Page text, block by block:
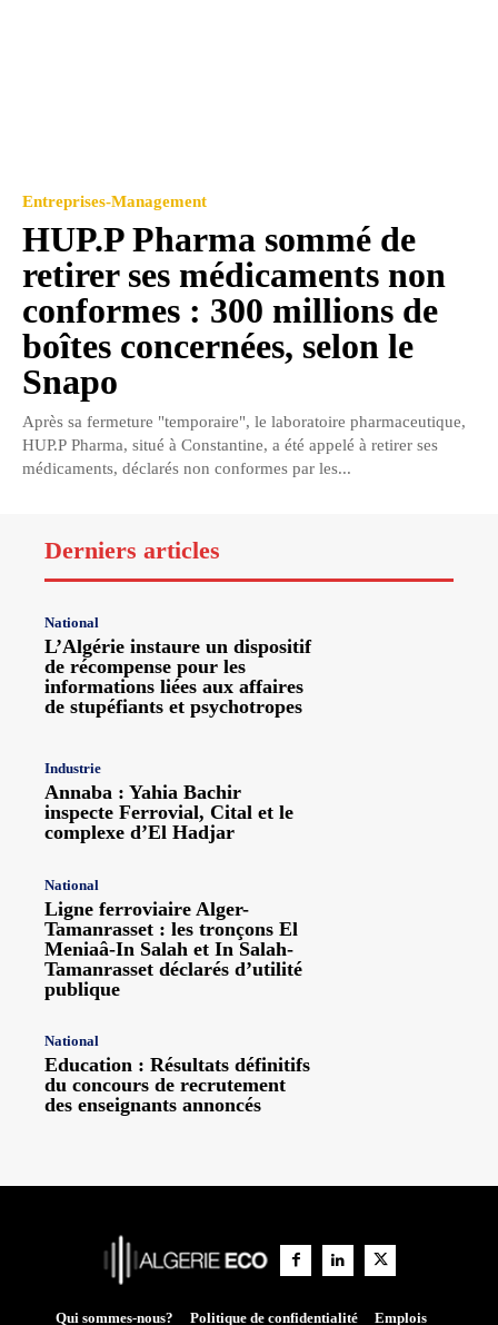
Entreprises-Management
HUP.P Pharma sommé de
retirer ses médicaments non
conformes : 300 millions de
boîtes concernées, selon le
Snapo
Après sa fermeture "temporaire", le laboratoire pharmaceutique,
HUP.P Pharma, situé à Constantine, a été appelé à retirer ses
médicaments, déclarés non conformes par les...
Derniers articles
National
L’Algérie instaure un dispositif
de récompense pour les
informations liées aux affaires
de stupéfiants et psychotropes
Industrie
Annaba : Yahia Bachir
inspecte Ferrovial, Cital et le
complexe d’El Hadjar
National
Ligne ferroviaire Alger-
Tamanrasset : les tronçons El
Meniaâ-In Salah et In Salah-
Tamanrasset déclarés d’utilité
publique
National
Education : Résultats définitifs
du concours de recrutement
des enseignants annoncés
Qui sommes-nous? Politique de confidentialité Emplois